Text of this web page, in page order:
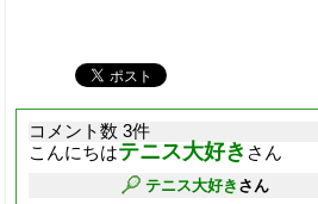
コメント数 3件
こんにちはテニス大好き さん
テニス大好き さん